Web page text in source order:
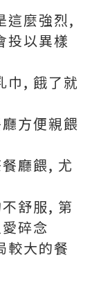
這麼強烈,
投以異樣
巾, 餓了就
方便親餵
廳餵, 尤
舒服, 第
碎念
較大的餐